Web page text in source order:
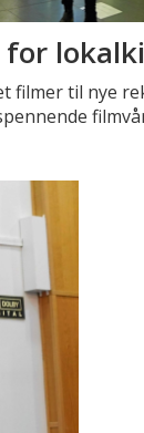
for
filmer til nye